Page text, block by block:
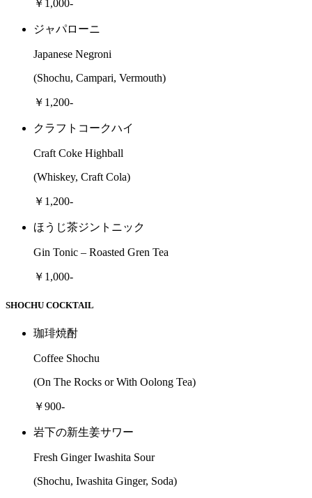
￥1,000-
ジャパローニ
Japanese Negroni
(Shochu, Campari, Vermouth)
￥1,200-
クラフトコークハイ
Craft Coke Highball
(Whiskey, Craft Cola)
￥1,200-
ほうじ茶ジントニック
Gin Tonic – Roasted Gren Tea
￥1,000-
SHOCHU COCKTAIL
珈琲焼酎
Coffee Shochu
(On The Rocks or With Oolong Tea)
￥900-
岩下の新生姜サワー
Fresh Ginger Iwashita Sour
(Shochu, Iwashita Ginger, Soda)